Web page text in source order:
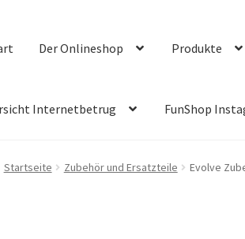
Der Onlineshop Produkte
Internetbetrug FunShop
Startseite Zubehör und Ersatzteile Evolve